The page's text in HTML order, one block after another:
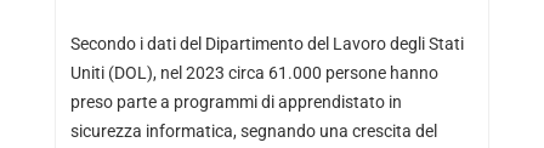
Secondo i dati del Dipartimento del Lavoro degli Stati
Uniti (DOL), nel 2023 circa 61.000 persone hanno
preso parte a programmi di apprendistato in
sicurezza informatica, segnando una crescita del